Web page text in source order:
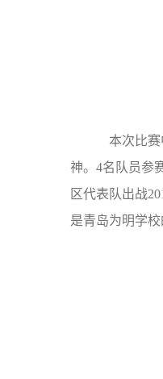
本次比赛
神。4名队员参
区代表队出战
是青岛为明学校